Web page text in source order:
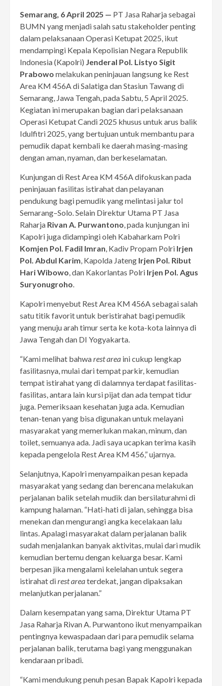
Semarang, 6 April 2025 — PT Jasa Raharja sebagai
BUMN yang menjadi salah satu stakeholder penting
dalam pelaksanaan Operasi Ketupat 2025, ikut
mendampingi Kepala Kepolisian Negara Republik
Indonesia (Kapolri) Jenderal Pol. Listyo Sigit
Prabowo melakukan peninjauan langsung ke Rest
Area KM 456A di Salatiga dan Stasiun Tawang di
Semarang, Jawa Tengah, pada Sabtu, 5 April 2025.
Kegiatan ini merupakan bagian dari pelaksanaan
Operasi Ketupat Candi 2025 khusus untuk arus balik
Idulfitri 2025, yang bertujuan untuk membantu para
pemudik dapat kembali ke daerah masing-masing
dengan aman, nyaman, dan berkeselamatan.
Kunjungan di Rest Area KM 456A difokuskan pada
peninjauan fasilitas istirahat dan pelayanan
pendukung bagi pemudik yang melintasi jalur tol
Semarang–Solo. Selain Direktur Utama PT Jasa
Raharja Rivan A. Purwantono, pada kunjungan ini
Kapolri juga didampingi oleh Kabaharkam Polri
Komjen Pol. Fadil Imran, Kadiv Propam Polri Irjen
Pol. Abdul Karim, Kapolda Jateng Irjen Pol. Ribut
Hari Wibowo, dan Kakorlantas Polri Irjen Pol. Agus
Suryonugroho.
Kapolri menyebut Rest Area KM 456A sebagai salah
satu titik favorit untuk beristirahat bagi pemudik
yang menuju arah timur serta ke kota-kota lainnya di
Jawa Tengah dan DI Yogyakarta.
“Kami melihat bahwarest area ini cukup lengkap
fasilitasnya, mulai dari tempat parkir, kemudian
tempat istirahat yang di dalamnya terdapat fasilitas-
fasilitas, antara lain kursi pijat dan ada tempat tidur
juga. Pemeriksaan kesehatan juga ada. Kemudian
tenan-tenan yang bisa digunakan untuk melayani
masyarakat yang memerlukan makan, minum, dan
toilet, semuanya ada. Jadi saya ucapkan terima kasih
kepada pengelola Rest Area KM 456,” ujarnya.
Selanjutnya, Kapolri menyampaikan pesan kepada
masyarakat yang sedang dan berencana melakukan
perjalanan balik setelah mudik dan bersilaturahmi di
kampung halaman. “Hati-hati di jalan, sehingga bisa
menekan dan mengurangi angka kecelakaan lalu
lintas. Apalagi masyarakat dalam perjalanan balik
sudah menjalankan banyak aktivitas, mulai dari mudik
kemudian bertemu dengan keluarga besar. Kami
berpesan jika mengalami kelelahan untuk segera
istirahat direst areaterdekat, jangan dipaksakan
melanjutkan perjalanan.”
Dalam kesempatan yang sama, Direktur Utama PT
Jasa Raharja Rivan A. Purwantono ikut menyampaikan
pentingnya kewaspadaan dari para pemudik selama
perjalanan balik, terutama bagi yang menggunakan
kendaraan pribadi.
“Kami mendukung penuh pesan Bapak Kapolri kepada